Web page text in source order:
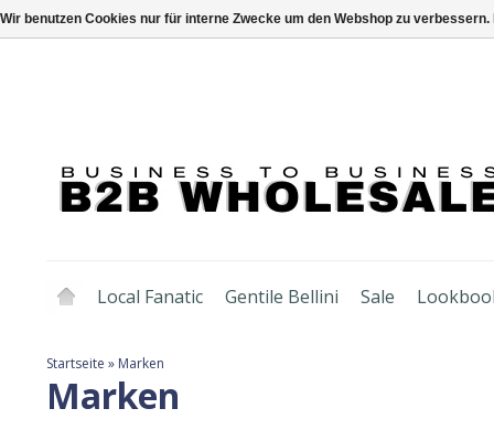
Local Fanatic Gentile Bellini Sale
Startseite » Marken
Marken
Wir benutzen Cookies nur für interne Zwecke um den Webshop zu